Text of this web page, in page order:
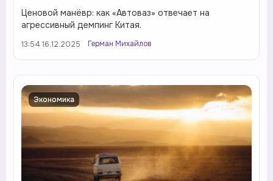
Ценовой манёвр: как «Автоваз» отвечает на
агрессивный демпинг Китая.
13:54 16.12.2025 Герман Михайлов
Экономика